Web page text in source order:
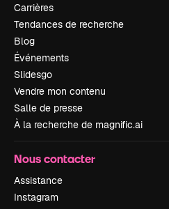
Carrières
Tendances de recherche
Blog
Événements
Slidesgo
Vendre mon contenu
Salle de presse
À la recherche de magnific.ai
Nous contacter
Assistance
Instagram